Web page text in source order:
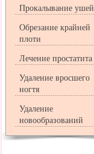
Прокалывание ушей
Обрезание крайней
плоти
Лечение простатита
Удаление вросшего
ногтя
Удаление
новообразований